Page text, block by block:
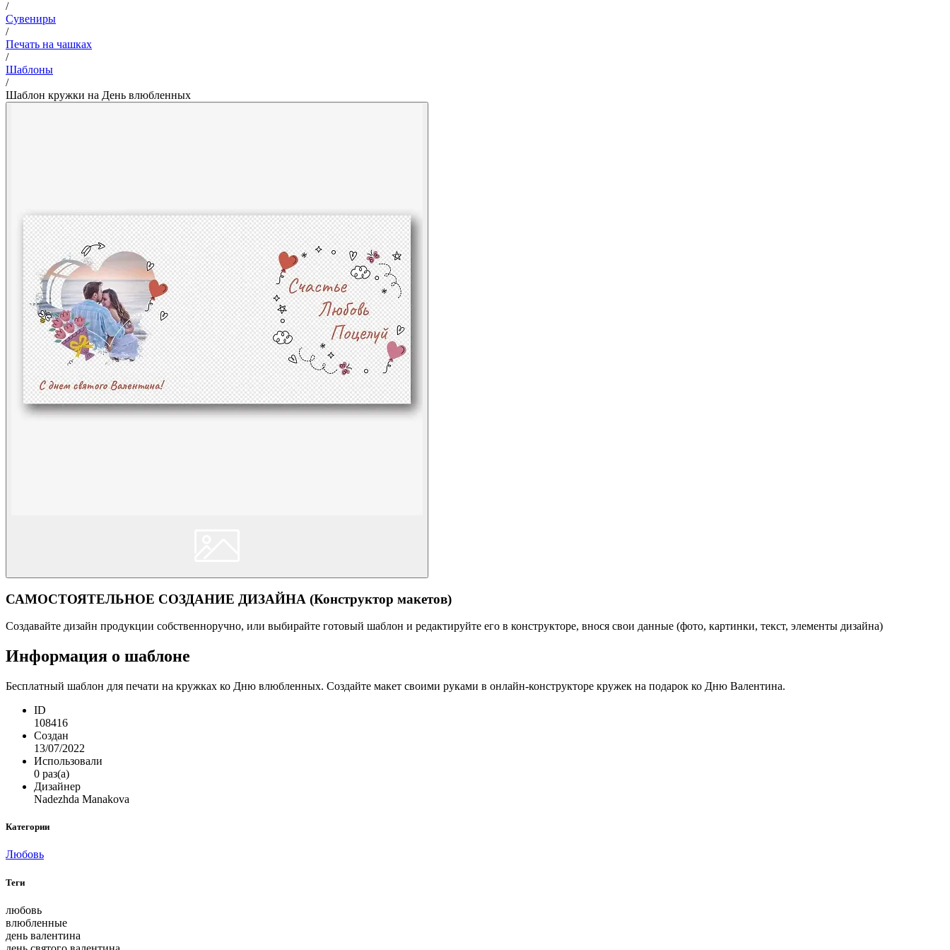
/
Сувениры
/
Печать на чашках
/
Шаблоны
/
Шаблон кружки на День влюбленных
САМОСТОЯТЕЛЬНОЕ СОЗДАНИЕ ДИЗАЙНА (Конструктор макетов)
Создавайте дизайн продукции собственноручно, или выбирайте готовый шаблон и редактируйте его в конструкторе, внося свои данные (фото, картинки, текст, элементы дизайна)
Информация о шаблоне
Бесплатный шаблон для печати на кружках ко Дню влюбленных. Создайте макет своими руками в онлайн-конструкторе кружек на подарок ко Дню Валентина.
ID
108416
Создан
13/07/2022
Использовали
0 раз(а)
Дизайнер
Nadezhda Manakova
Категории
Любовь
Теги
любовь
влюбленные
день валентина